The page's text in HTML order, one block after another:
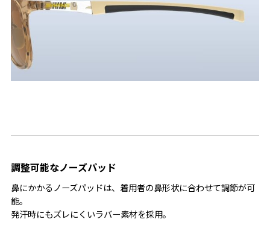
調整可能なノーズパッド
鼻にかかるノーズパッドは、着用者の鼻形状に合わせて調節が可
能。
発汗時にもズレにくいラバー素材を採用。